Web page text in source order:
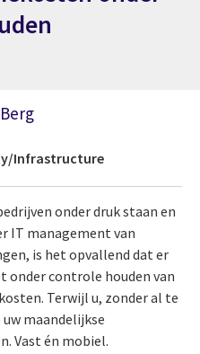
Infrastructure
onder druk staan en
IT management van
is het opvallend dat er
onder controle houden van
Terwijl u, zonder al te
maandelijkse
Vast én mobiel.